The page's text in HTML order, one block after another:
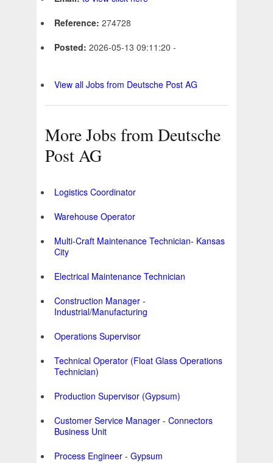
Reference: 274728
Posted: 2026-05-13 09:11:20 -
View all Jobs from Deutsche Post AG
More Jobs from Deutsche
Post AG
Logistics Coordinator
Warehouse Operator
Multi-Craft Maintenance Technician- Kansas
City
Electrical Maintenance Technician
Construction Manager -
Industrial/Manufacturing
Operations Supervisor
Technical Operator (Float Glass Operations
Technician)
Production Supervisor (Gypsum)
Customer Service Manager - Connectors
Business Unit
Process Engineer - Gypsum